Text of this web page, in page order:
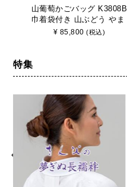
山葡萄かごバッグ K3808B
巾着袋付き 山ぶどう やま
ぶどう 手作り さんび
¥ 85,800 (税込)
特集